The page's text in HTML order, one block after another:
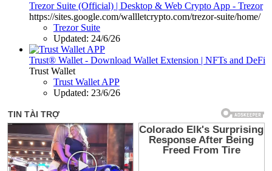
Trezor Suite (Official) | Desktop & Web Crypto App - Trezor
https://sites.google.com/wallletcrypto.com/trezor-suite/home/
Trezor Suite
Updated: 24/6/26
Trust® Wallet - Download Wallet Extension | NFTs and DeFi
Trust Wallet
Trust Wallet APP
Updated: 23/6/26